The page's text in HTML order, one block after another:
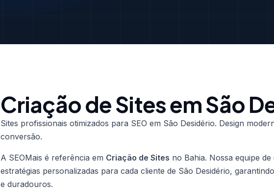
Criação de Sites em São
Sites profissionais otimizados para SEO em São Desidério. Design
conversão.
A SEOMais é referência em Criação de Sites no Bahia. Nossa equipe
estratégias personalizadas para cada cliente de São Desidério,
e duradouros.